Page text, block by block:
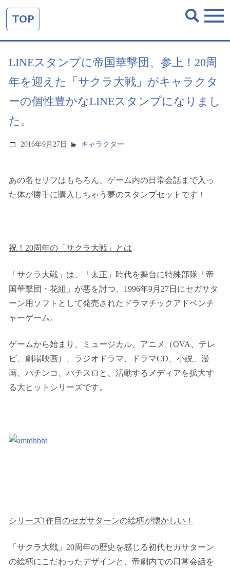
TOP
LINEスタンプに帝国華撃団、参上！20周
年を迎えた「サクラ大戦」がキャラクタ
ーの個性豊かなLINEスタンプになりまし
た。
2016年9月27日 キャラクター
あの名セリフはもちろん、ゲーム内の日常会話まで入っ
た体が勝手に購入しちゃう夢のスタンプセットです！
祝！20周年の「サクラ大戦」とは
「サクラ大戦」は、「太正」時代を舞台に特殊部隊「帝
国華撃団・花組」が悪を討つ、1996年9月27日にセガサタ
ーン用ソフトとして発売されたドラマチックアドベンチ
ャーゲーム。
ゲームから始まり、ミュージカル、アニメ（OVA、テレ
ビ、劇場映画）、ラジオドラマ、ドラマCD、小説、漫
画、パチンコ、パチスロと、活動するメディアを拡大す
る大ヒットシリーズです。
シリーズ1作目のセガサターンの絵柄が懐かしい！
「サクラ大戦」20周年の歴史を感じる初代セガサターン
の絵柄にこだわったデザインと、帝劇内での日常会話を